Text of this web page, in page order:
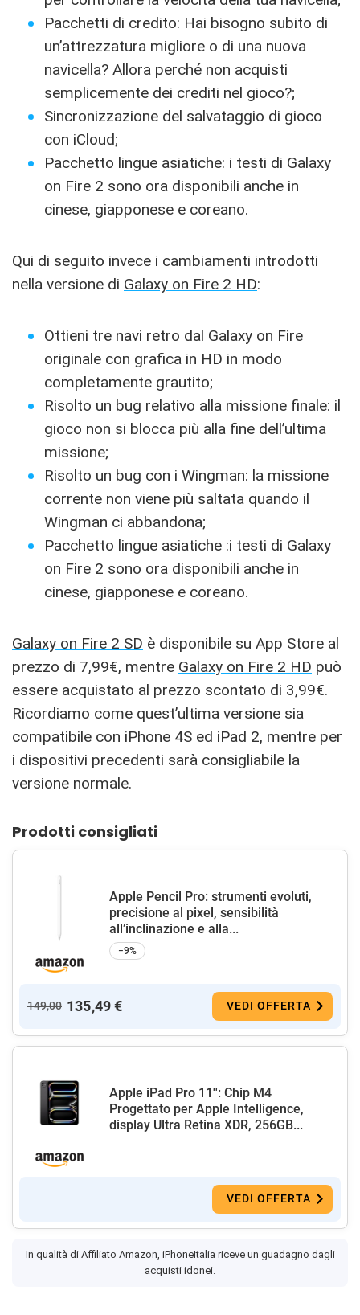
Pacchetti di credito: Hai bisogno subito di
un’attrezzatura migliore o di una nuova
navicella? Allora perché non acquisti
semplicemente dei crediti nel gioco?;
Sincronizzazione del salvataggio di gioco
con iCloud;
Pacchetto lingue asiatiche: i testi di Galaxy
on Fire 2 sono ora disponibili anche in
cinese, giapponese e coreano.
Qui di seguito invece i cambiamenti introdotti
nella versione di Galaxy on Fire 2 HD:
Ottieni tre navi retro dal Galaxy on Fire
originale con grafica in HD in modo
completamente grautito;
Risolto un bug relativo alla missione finale: il
gioco non si blocca più alla fine dell’ultima
missione;
Risolto un bug con i Wingman: la missione
corrente non viene più saltata quando il
Wingman ci abbandona;
Pacchetto lingue asiatiche :i testi di Galaxy
on Fire 2 sono ora disponibili anche in
cinese, giapponese e coreano.
Galaxy on Fire 2 SD è disponibile su App Store al
prezzo di 7,99€, mentre Galaxy on Fire 2 HD può
essere acquistato al prezzo scontato di 3,99€.
Ricordiamo come quest’ultima versione sia
compatibile con iPhone 4S ed iPad 2, mentre per
i dispositivi precedenti sarà consigliabile la
versione normale.
Prodotti consigliati
Apple Pencil Pro: strumenti evoluti,
precisione al pixel, sensibilità
all’inclinazione e alla...
−9%
149,00 135,49 € VEDI OFFERTA
Apple iPad Pro 11'': Chip M4
Progettato per Apple Intelligence,
display Ultra Retina XDR, 256GB...
VEDI OFFERTA
In qualità di Affiliato Amazon, iPhoneItalia riceve un guadagno dagli
acquisti idonei.